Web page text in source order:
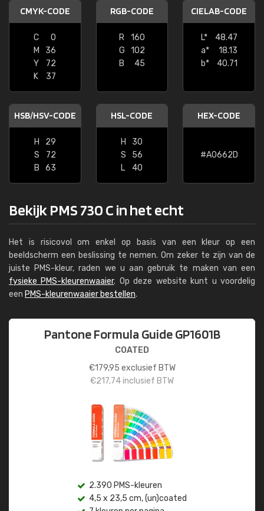
CMYK-CODE
C
0
M
36
Y
72
K
37
RGB-CODE
R
160
G
102
B
45
CIELAB-CODE
L*
48.47
a*
18.13
b*
40.71
HSB/HSV-CODE
H
29
S
72
B
63
HSL-CODE
H
30
S
56
L
40
HEX-CODE
#A0662D
Bekijk PMS 730 C in het echt
Het is risicovol om enkel op basis van een kleur op een
beeldscherm een beslissing te nemen. Om zeker te zijn van de
juiste PMS-kleur, raden we u aan gebruik te maken van een
fysieke PMS-kleurenwaaier. Op deze website kunt u voordelig
een PMS-kleurenwaaier bestellen.
Pantone Formula Guide GP1601B
COATED
€179,95 exclusief BTW
€217,74inclusief BTW
2.390 PMS-kleuren
4,5 x 23,5 cm, (un)coated